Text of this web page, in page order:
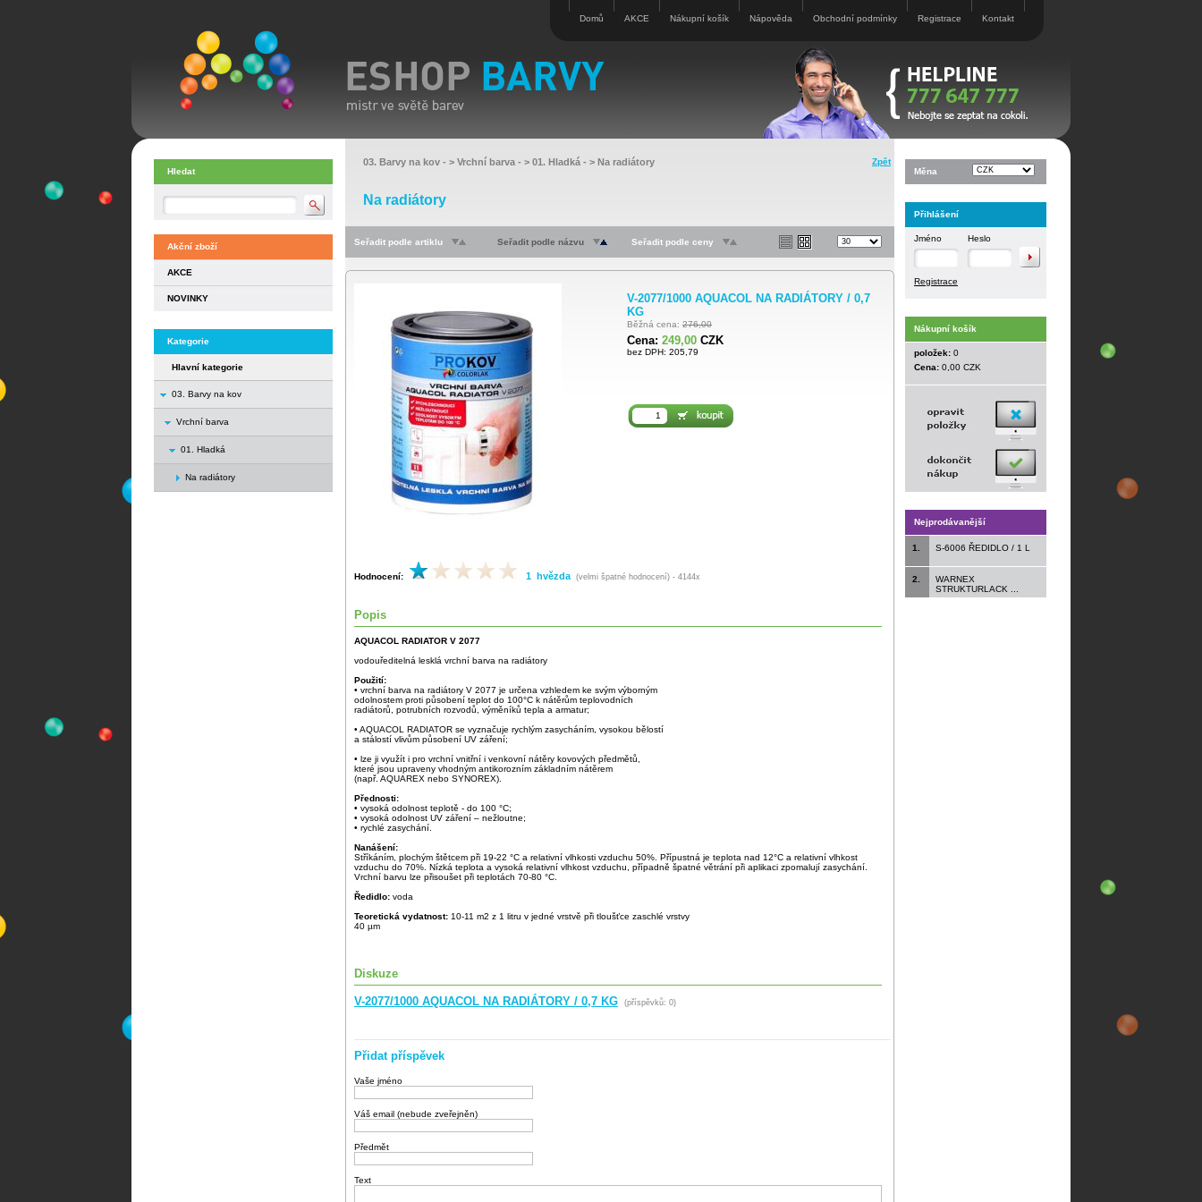
Domů AKCE Nákupní košík Nápověda Obchodní podmínky Registrace Kontakt
Hledat
Akční zboží
AKCE
NOVINKY
Kategorie
Hlavní kategorie
03. Barvy na kov
Vrchní barva
01. Hladká
Na radiátory
03. Barvy na kov - > Vrchní barva - > 01. Hladká - > Na radiátory Zpět
Na radiátory
Seřadit podle artiklu Seřadit podle názvu Seřadit podle ceny
V-2077/1000 AQUACOL NA RADIÁTORY / 0,7
KG
Běžná cena: 276,00
Cena: 249,00 CZK
bez DPH: 205,79
Hodnocení: 1 hvězda (velmi špatné hodnocení) - 4144x
Popis
AQUACOL RADIATOR V 2077
vodouředitelná lesklá vrchní barva na radiátory
Použití:
• vrchní barva na radiátory V 2077 je určena vzhledem ke svým výborným
odolnostem proti působení teplot do 100°C k nátěrům teplovodních
radiátorů, potrubních rozvodů, výměníků tepla a armatur;
• AQUACOL RADIATOR se vyznačuje rychlým zasycháním, vysokou bělostí
a stálostí vlivům působení UV záření;
• lze ji využít i pro vrchní vnitřní i venkovní nátěry kovových předmětů,
které jsou upraveny vhodným antikorozním základním nátěrem
(např. AQUAREX nebo SYNOREX).
Přednosti:
• vysoká odolnost teplotě - do 100 °C;
• vysoká odolnost UV záření – nežloutne;
• rychlé zasychání.
Nanášení:
Stříkáním, plochým štětcem při 19-22 °C a relativní vlhkosti vzduchu 50%. Přípustná je teplota nad 12°C a relativní vlhkost
vzduchu do 70%. Nízká teplota a vysoká relativní vlhkost vzduchu, případně špatné větrání při aplikaci zpomalují zasychání.
Vrchní barvu lze přisoušet při teplotách 70-80 °C.
Ředidlo: voda
Teoretická vydatnost: 10-11 m2 z 1 litru v jedné vrstvě při tloušťce zaschlé vrstvy
40 µm
Diskuze
V-2077/1000 AQUACOL NA RADIÁTORY / 0,7 KG (příspěvků: 0)
Přidat příspěvek
Vaše jméno
Váš email (nebude zveřejněn)
Předmět
Text
Měna
Přihlášení
Jméno Heslo
Registrace
Nákupní košík
položek: 0
Cena: 0,00 CZK
Nejprodávanější
1. S-6006 ŘEDIDLO / 1 L
2.
WARNEX
STRUKTURLACK ...